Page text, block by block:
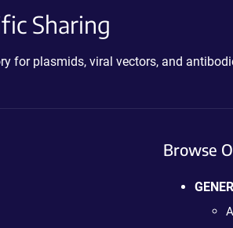
Sharing
for plasmids, viral vectors, and
Browse